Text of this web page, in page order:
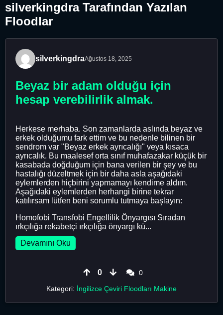
silverkingdra Tarafından Yazılan
Floodlar
silverkingdraAğustos 18, 2025
Beyaz bir adam olduğu için
hesap verebilirlik almak.
Herkese merhaba. Son zamanlarda aslında beyaz ve
erkek olduğumu fark ettim ve bu nedenle bilinen bir
sendrom var "Beyaz erkek ayrıcalığı" veya kısaca
ayrıcalık. Bu maalesef orta sınıf muhafazakar küçük bir
kasabada doğduğum için bana verilen bir şey ve bu
hastalığı düzeltmek için bir daha asla aşağıdaki
eylemlerden hiçbirini yapmamayı kendime aldım.
Aşağıdaki eylemlerden herhangi birine tekrar
katılırsam lütfen beni sorumlu tutmaya başlayın:
Homofobi Transfobi Engellilik Önyargısı Sıradan
ırkçılığa rekabetçi ırkçılığa önyargı kü...
Devamını Oku
0
0
Kategori: İngilizce Çeviri Floodları Makine